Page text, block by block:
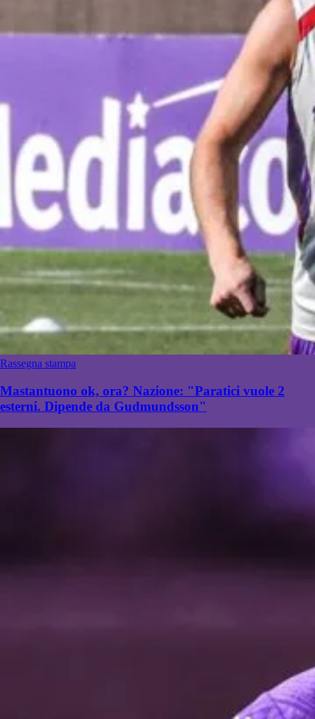
Rassegna stampa
Mastantuono ok, ora? Nazione: "Paratici vuole 2
esterni. Dipende da Gudmundsson"